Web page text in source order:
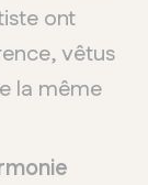
ont
vêtus
la même